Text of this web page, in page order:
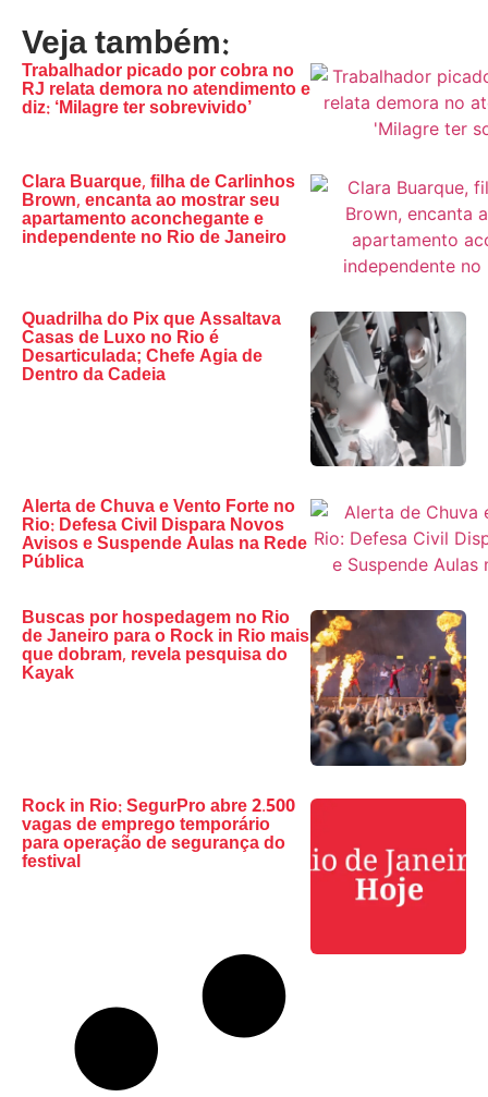
Veja também:
Trabalhador picado por cobra no
RJ relata demora no atendimento e
diz: ‘Milagre ter sobrevivido’
Clara Buarque, filha de Carlinhos
Brown, encanta ao mostrar seu
apartamento aconchegante e
independente no Rio de Janeiro
Quadrilha do Pix que Assaltava
Casas de Luxo no Rio é
Desarticulada; Chefe Agia de
Dentro da Cadeia
Alerta de Chuva e Vento Forte no
Rio: Defesa Civil Dispara Novos
Avisos e Suspende Aulas na Rede
Pública
Buscas por hospedagem no Rio
de Janeiro para o Rock in Rio mais
que dobram, revela pesquisa do
Kayak
Rock in Rio: SegurPro abre 2.500
vagas de emprego temporário
para operação de segurança do
festival